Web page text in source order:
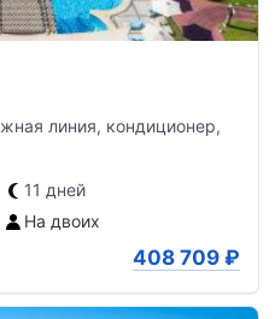
линия, кондиционер,
11 дней
На двоих
408 709 ₽